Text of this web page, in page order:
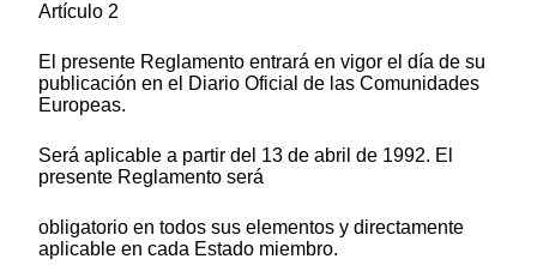
Artículo 2
El presente Reglamento entrará en vigor el día de su
publicación en el Diario Oficial de las Comunidades
Europeas.
Será aplicable a partir del 13 de abril de 1992. El
presente Reglamento será
obligatorio en todos sus elementos y directamente
aplicable en cada Estado miembro.